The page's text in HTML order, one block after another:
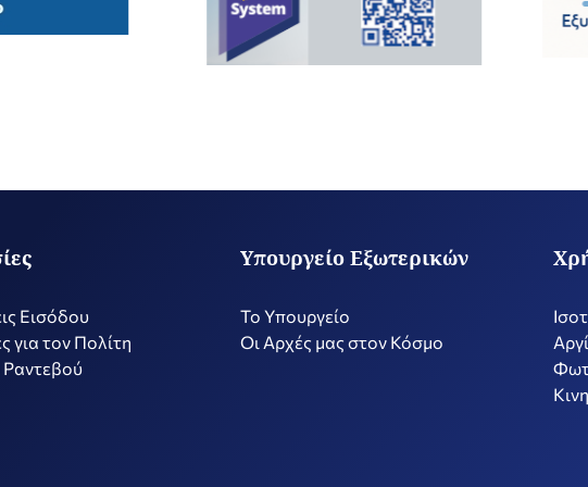
Εισόδου
για τον Πολίτη
Ραντεβού
Υπουργείο Εξωτερικών
Το Υπουργείο
Οι Αρχές μας στον Κόσμο